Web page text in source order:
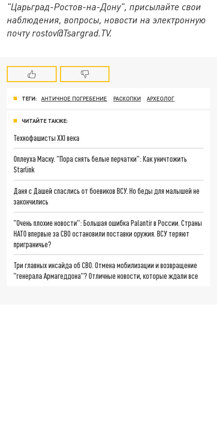
"Царьград-Ростов-на-Дону", присылайте свои
наблюдения, вопросы, новости на электронную
почту rostov@Tsargrad.ТV.
ТЕГИ: АНТИЧНОЕ ПОГРЕБЕНИЕ РАСКОПКИ АРХЕОЛОГ
ЧИТАЙТЕ ТАКЖЕ:
Технофашисты XXI века
Оплеуха Маску. "Пора снять белые перчатки": Как уничтожить
Starlink
Даня с Дашей спаслись от боевиков ВСУ. Но беды для малышей не
закончились
"Очень плохие новости": Большая ошибка Palantir в России. Страны
НАТО впервые за СВО остановили поставки оружия. ВСУ теряют
приграничье?
Три главных инсайда об СВО. Отмена мобилизации и возвращение
"генерала Армагеддона"? Отличные новости, которые ждали все